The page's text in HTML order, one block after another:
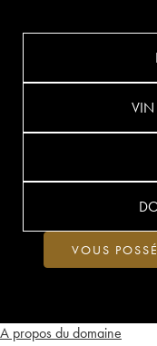
A propos du domaine
VIN
VOUS